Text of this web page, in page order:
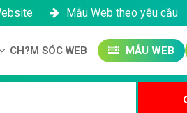
Mẫu Web theo yêu cầu
CH?M SÓC WEB MẪU WEB